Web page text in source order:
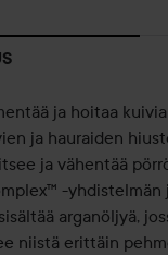
ja hoitaa
ja hauraiden
ja vähentää
-
arganöljyä,
niistä erittäin